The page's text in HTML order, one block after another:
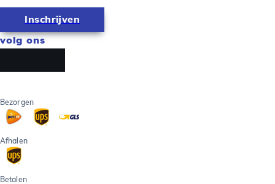
Inschrijven
volg ons
Bezorgen
Afhalen
Betalen